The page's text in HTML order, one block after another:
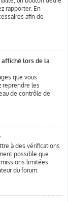
rapporter. En
afin de
lors de la
que vous
reprendre les
de contrôle de
à des vérifications
possible que
limitées.
du forum.